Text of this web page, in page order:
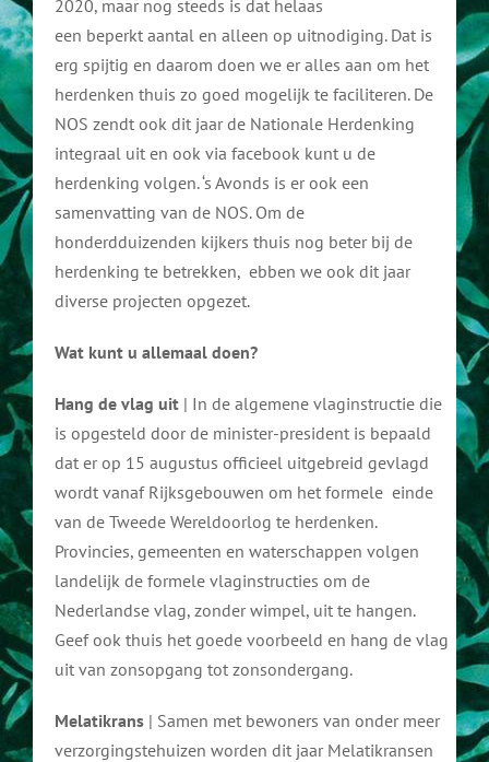
2020, maar nog steeds is dat helaas
een beperkt aantal en alleen op uitnodiging. Dat is
erg spijtig en daarom doen we er alles aan om het
herdenken thuis zo goed mogelijk te faciliteren. De
NOS zendt ook dit jaar de Nationale Herdenking
integraal uit en ook via facebook kunt u de
herdenking volgen. ‘s Avonds is er ook een
samenvatting van de NOS. Om de
honderdduizenden kijkers thuis nog beter bij de
herdenking te betrekken, ebben we ook dit jaar
diverse projecten opgezet.
Wat kunt u allemaal doen?
Hang de vlag uit| In de algemene vlaginstructie die
is opgesteld door de minister-president is bepaald
dat er op 15 augustus officieel uitgebreid gevlagd
wordt vanaf Rijksgebouwen om het formele einde
van de Tweede Wereldoorlog te herdenken.
Provincies, gemeenten en waterschappen volgen
landelijk de formele vlaginstructies om de
Nederlandse vlag, zonder wimpel, uit te hangen.
Geef ook thuis het goede voorbeeld en hang de vlag
uit van zonsopgang tot zonsondergang.
Melatikrans| Samen met bewoners van onder meer
verzorgingstehuizen worden dit jaar Melatikransen